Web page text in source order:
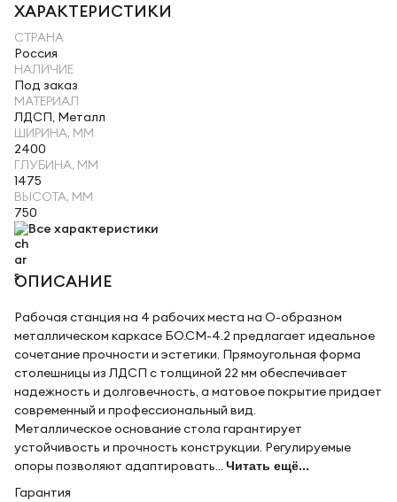
ХАРАКТЕРИСТИКИ
СТРАНА
Россия
НАЛИЧИЕ
Под заказ
МАТЕРИАЛ
ЛДСП, Металл
ШИРИНА, ММ
2400
ГЛУБИНА, ММ
1475
ВЫСОТА, ММ
750
Все характеристики
ОПИСАНИЕ
Рабочая станция на 4 рабочих места на О-образном
металлическом каркасе БО.СМ-4.2 предлагает идеальное
сочетание прочности и эстетики. Прямоугольная форма
столешницы из ЛДСП с толщиной 22 мм обеспечивает
надежность и долговечность, а матовое покрытие придает
современный и профессиональный вид.
Металлическое основание стола гарантирует
устойчивость и прочность конструкции. Регулируемые
опоры позволяют адаптировать... Читать ещё...
Гарантия